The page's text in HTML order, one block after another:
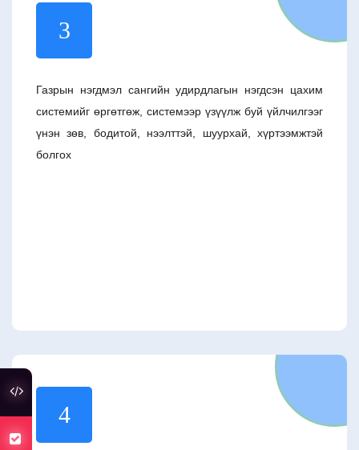
3
Газрын нэгдмэл сангийн удирдлагын нэгдсэн цахим
системийг өргөтгөж, системээр үзүүлж буй үйлчилгээг
үнэн зөв, бодитой, нээлттэй, шуурхай, хүртээмжтэй
болгох
4
туслах холбоос
хуулийн төсөлд санал авч байна